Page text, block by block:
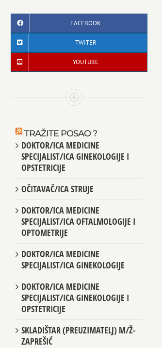
FACEBOOK
TWITER
YOUTUBE
TRAŽITE POSAO ?
DOKTOR/ICA MEDICINE
SPECIJALIST/ICA GINEKOLOGIJE I
OPSTETRICIJE
OČITAVAČ/ICA STRUJE
DOKTOR/ICA MEDICINE
SPECIJALIST/ICA OFTALMOLOGIJE I
OPTOMETRIJE
DOKTOR/ICA MEDICINE
SPECIJALIST/ICA GINEKOLOGIJE
DOKTOR/ICA MEDICINE
SPECIJALIST/ICA GINEKOLOGIJE I
OPSTETRICIJE
SKLADIŠTAR (PREUZIMATELJ) M/Ž-
ZAPREŠIĆ